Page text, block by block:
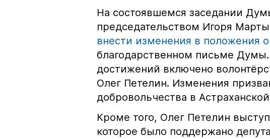
На состоявшемся заседании
председательством Игоря
внести изменения в положения
благодарственном письме
достижений включено
Олег Петелин. Изменения
добровольчества в
Кроме того, Олег Петелин
которое было поддержано